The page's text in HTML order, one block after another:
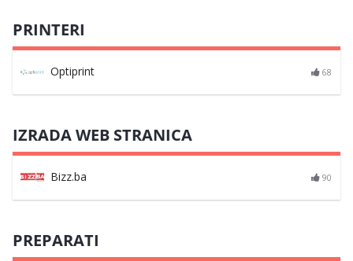
PRINTERI
Optiprint 68
IZRADA WEB STRANICA
Bizz.ba 90
PREPARATI